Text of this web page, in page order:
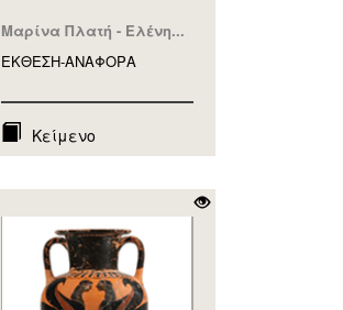
Μαρίνα Πλατή - Ελένη...
ΕΚΘΕΣΗ-ΑΝΑΦΟΡA
Κείμενο